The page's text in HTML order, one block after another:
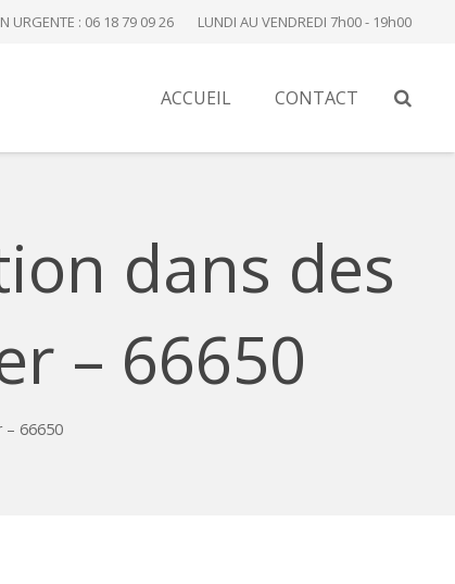
URGENTE : 06 18 79 09 26 LUNDI AU VENDREDI 7h00 - 19h00
ACCUEIL CONTACT
dans des
– 66650
– 66650